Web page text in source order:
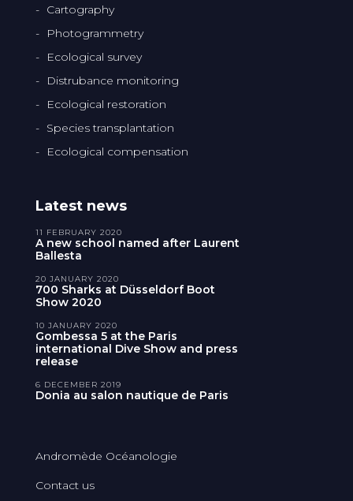
Cartography
Photogrammetry
Ecological survey
Distrubance monitoring
Ecological restoration
Species transplantation
Ecological compensation
Latest news
A new school named after Laurent
Ballesta
11 FEBRUARY 2020
700 Sharks at Düsseldorf Boot
Show 2020
20 JANUARY 2020
Gombessa 5 at the Paris
international Dive Show and press
release
10 JANUARY 2020
Donia au salon nautique de Paris
6 DECEMBER 2019
Andromède Océanologie
Contact us